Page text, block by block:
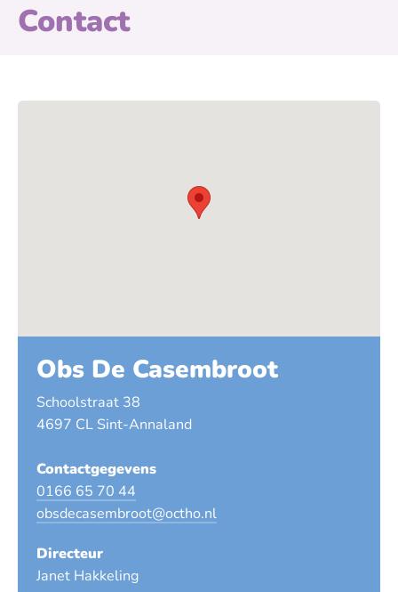
Contact
Obs De Casembroot
Schoolstraat 38
4697 CL Sint-Annaland
Contactgegevens
0166 65 70 44
obsdecasembroot@octho.nl
Directeur
Janet Hakkeling